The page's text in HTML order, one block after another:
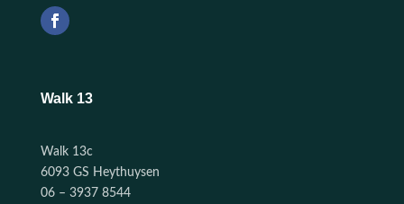
Walk 13
Walk 13c
6093 GS Heythuysen
06 – 3937 8544